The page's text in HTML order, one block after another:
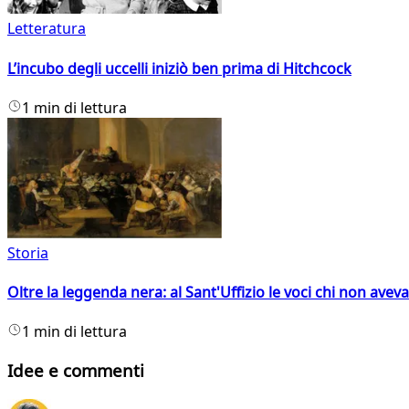
Letteratura
L’incubo degli uccelli iniziò ben prima di Hitchcock
1 min di lettura
Storia
Oltre la leggenda nera: al Sant'Uffizio le voci chi non
1 min di lettura
Idee e commenti